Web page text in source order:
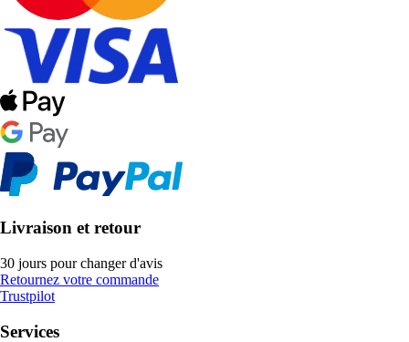
Livraison et retour
30 jours pour changer d'avis
Retournez votre commande
Trustpilot
Services